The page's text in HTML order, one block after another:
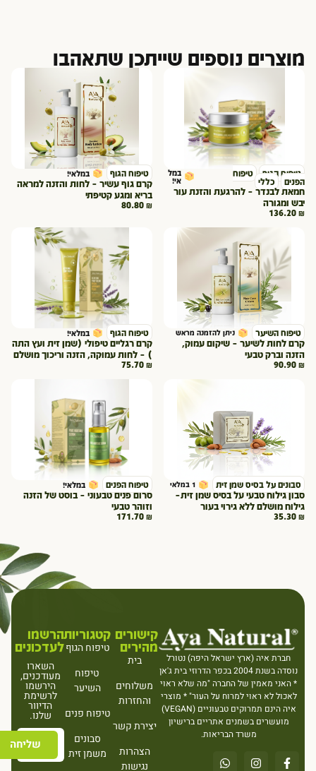
מוצרים נוספים שייתכן שתאהבו
טיפוח הגוף
טיפוח
הפנים
כללי
במל
אי!
חמאת לבנדר – להרגעת והזנת עור
יבש ומגורה
136.20
טיפוח הגוף במלאי!
קרם גוף עשיר – לחות והזנה למראה
בריא ומגע קטיפתי
80.80
טיפוח השיער ניתן להזמנה מראש
קרם לחות לשיער – שיקום עמוק,
הזנה וברק טבעי
90.90
טיפוח הגוף במלאי!
קרם רגליים טיפולי (שמן זית ועץ התה
75.70
סבונים על בסיס שמן זית 1 במלאי
סבון גילוח טבעי על בסיס שמן זית–
גילוח מושלם ללא גירוי בעור
35.30
טיפוח הפנים במלאי!
סרום פנים טבעוני – בוסט של הזנה
וזוהר טבעי
171.70
חברת איה (ארץ ישראל היפה) נטורל
נוסדה בשנת 2004 בכפר הדרוזי בית ג'אן
* האני מאמין של החברה "מה שלא ראוי
לאכול לא ראוי למרוח על העור" * מוצרי
איה הינם תמרוקים טבעוניים (VEGAN)
מועשרים בשמנים אתריים ברישיון
משרד הבריאות.
קישורים
מהירים
בית
משלוחים
והחזרות
יצירת קשר
הצהרות
נגישות
קטגוריות
טיפוח הגוף
טיפוח
השיער
טיפוח פנים
סבונים
משמן זית
הרשמו
לעדכונים
השארו
מעודכנים,
הירשמו
לרשימת
הדיוור
שלנו.
שליחה